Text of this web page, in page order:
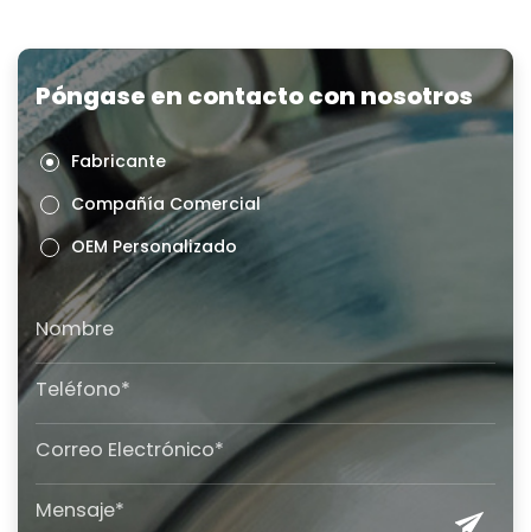
Póngase en contacto con nosotros
Fabricante
Compañía Comercial
OEM Personalizado